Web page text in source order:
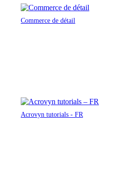
Commerce de détail
Acrovyn tutorials - FR